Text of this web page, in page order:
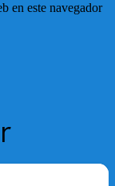
en este navegador